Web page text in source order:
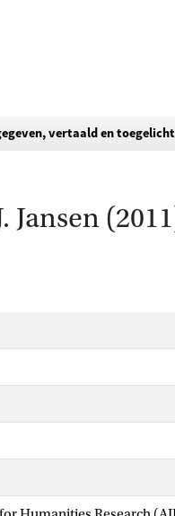
vertaald en